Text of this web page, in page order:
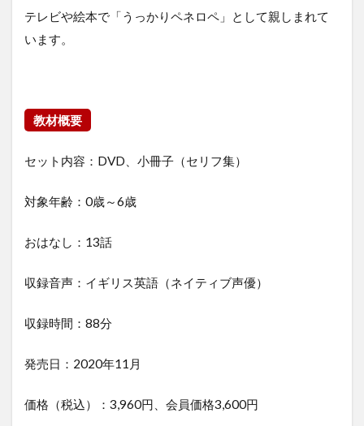
英語
レッ
スン
4
こ
え
の
か
5
め
テレビや絵本で「うっかりペネロペ」として親しまれて
います。
教材概要
セット内容：DVD、小冊子（セリフ集）
対象年齢：0歳～6歳
おはなし：13話
収録音声：イギリス英語（ネイティブ声優）
収録時間：88分
発売日：2020年11月
価格（税込）：3,960円、会員価格3,600円